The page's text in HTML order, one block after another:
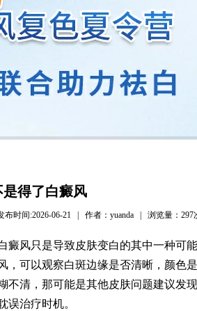
得了白癜风
时间:2026-06-21 | 作者：yuanda | 浏览量： 297
风只是导致皮肤变白的其中一种可
可以观察白斑边缘是否清晰，颜色
清，那可能是其他皮肤问题建议发
治疗时机。